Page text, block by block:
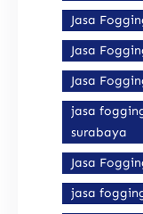
Jasa
Jasa
Jasa
jasa
surabaya
Jasa
jasa